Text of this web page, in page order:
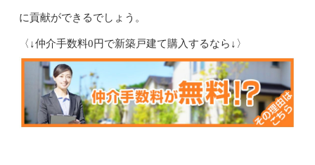
に貢献ができるでしょう。
〈↓仲介手数料0円で新築戸建て購入するなら↓〉